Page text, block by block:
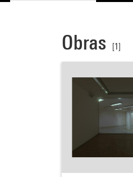
Obras [1]